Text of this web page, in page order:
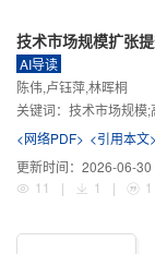
技术市场规模扩张
AI导读
陈伟,卢钰萍,林晖桐
关键词： 技术市场规模
<网络PDF> <引用本文>
更新时间： 2026-06-30
11
| 1 | 1